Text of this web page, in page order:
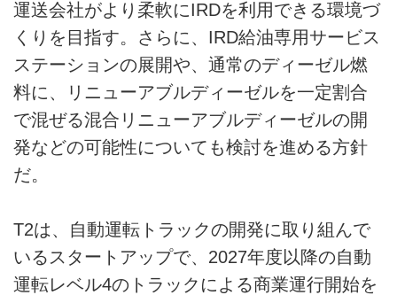
運送会社がより柔軟にIRDを利用できる環境づ
くりを目指す。さらに、IRD給油専用サービス
ステーションの展開や、通常のディーゼル燃
料に、リニューアブルディーゼルを一定割合
で混ぜる混合リニューアブルディーゼルの開
発などの可能性についても検討を進める方針
だ。
T2は、自動運転トラックの開発に取り組んで
いるスタートアップで、2027年度以降の自動
運転レベル4のトラックによる商業運行開始を